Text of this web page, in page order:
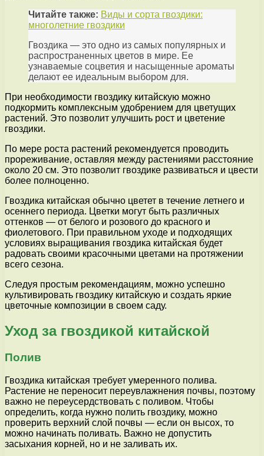
Читайте также: Виды и сорта гвоздики:
многолетние гвоздики
Гвоздика — это одно из самых популярных и
распространенных цветов в мире. Ее
узнаваемые соцветия и насыщенные ароматы
делают ее идеальным выбором для.
При необходимости гвоздику китайскую можно
подкормить комплексным удобрением для цветущих
растений. Это позволит улучшить рост и цветение
гвоздики.
По мере роста растений рекомендуется проводить
прореживание, оставляя между растениями расстояние
около 20 см. Это позволит гвоздике развиваться и цвести
более полноценно.
Гвоздика китайская обычно цветет в течение летнего и
осеннего периода. Цветки могут быть различных
оттенков — от белого и розового до красного и
фиолетового. При правильном уходе и подходящих
условиях выращивания гвоздика китайская будет
радовать своими красочными цветами на протяжении
всего сезона.
Следуя простым рекомендациям, можно успешно
культивировать гвоздику китайскую и создать яркие
цветочные композиции в своем саду.
Уход за гвоздикой китайской
Полив
Гвоздика китайская требует умеренного полива.
Растение не переносит переувлажнения почвы, поэтому
важно не переусердствовать с поливом. Чтобы
определить, когда нужно полить гвоздику, можно
проверить верхний слой почвы — если он высох, то
можно начинать поливать. Важно не допустить
засыхания корней, но и не заливать их.